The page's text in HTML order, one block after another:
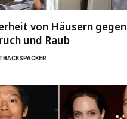
von Häusern gegen
und Raub